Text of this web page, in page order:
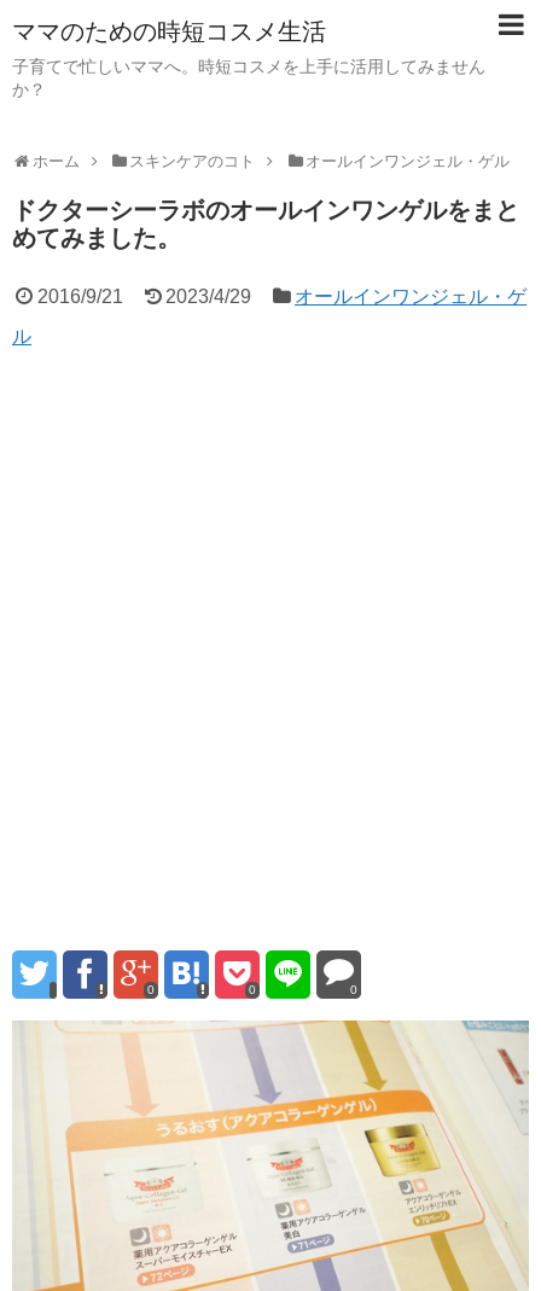
ママのための時短コスメ生活
子育てで忙しいママへ。時短コスメを上手に活用してみません
か？
ホーム スキンケアのコト オールインワンジェル・ゲル
ドクターシーラボのオールインワンゲルをまと
めてみました。
2016/9/21 2023/4/29
オールインワンジェル・ゲ
ル
0 0 0